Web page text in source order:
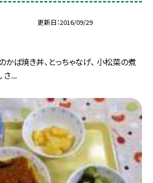
更新日 2016/09/29
かば焼き丼、とっちゃなげ、 小松菜の煮
さ...